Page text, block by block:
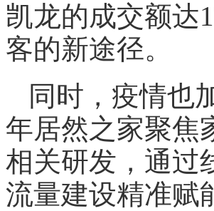
凯龙的成交额达
客的新途径。
同时，疫情也
年居然之家聚焦
相关研发，通过
流量建设精准赋